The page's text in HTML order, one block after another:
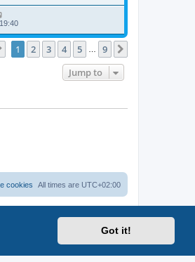
Got it!
Page of 9
1 2 3 4 5 … 9
Jump to
All times are UTC+02:00
cookies